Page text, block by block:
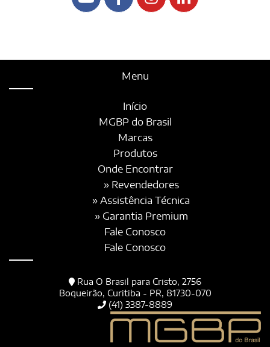
Menu
Início
MGBP do Brasil
Marcas
Produtos
Onde Encontrar
» Revendedores
» Assistência Técnica
» Garantia Premium
Fale Conosco
Fale Conosco
Rua O Brasil para Cristo, 2756
Boqueirão, Curitiba - PR, 81730-070
(41) 3387-8889